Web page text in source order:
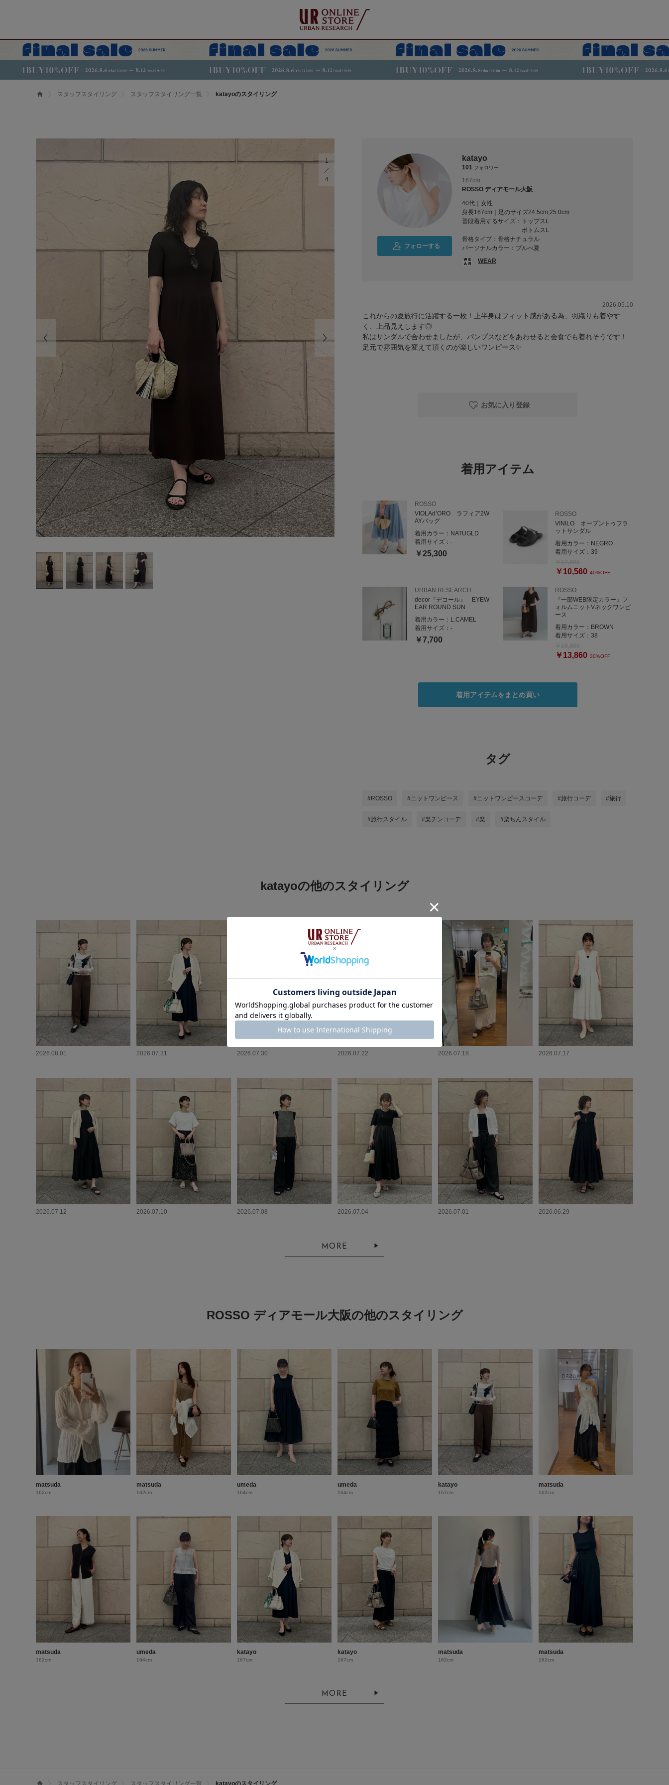
スタッフスタイリング スタッフスタイリング一覧 katayoのスタイリング
1
4
フォローする
katayo
101 フォロワー
167cm
ROSSO ディアモール大阪
40代｜女性
身長167cm｜足のサイズ24.5cm,25.0cm
普段着用するサイズ：
トップスL
ボトムスL
骨格タイプ：骨格ナチュラル
パーソナルカラー：ブルべ夏
WEAR
2026.05.10
これからの夏旅行に活躍する一枚！上半身はフィット感がある為、羽織りも着やす
く、上品見えします◎
私はサンダルで合わせましたが、パンプスなどをあわせると会食でも着れそうです！
足元で雰囲気を変えて頂くのが楽しいワンピース✨
お気に入り登録
着用アイテム
ROSSO
VIOLAd’ORO ラフィア2W
AYバッグ
着用カラー： NATUGLD
着用サイズ： -
￥25,300
ROSSO
VINILO オープントゥフラ
ットサンダル
着用カラー： NEGRO
着用サイズ： 39
￥10,560 40%OFF
URBAN RESEARCH
decor『デコール』 EYEW
EAR ROUND SUN
着用カラー： L.CAMEL
着用サイズ： -
￥7,700
ROSSO
『一部WEB限定カラー』フ
ォルムニットVネックワンピ
ース
着用カラー： BROWN
着用サイズ： 38
￥13,860 30%OFF
着用アイテムをまとめ買い
タグ
#ROSSO #ニットワンピース #ニットワンピースコーデ #旅行コーデ #旅行
#旅行スタイル #楽チンコーデ #楽 #楽ちんスタイル
katayoの他のスタイリング
2026.08.01 2026.07.31 2026.07.30 2026.07.22 2026.07.18 2026.07.17
2026.07.12 2026.07.10 2026.07.08 2026.07.04 2026.07.01 2026.06.29
MORE
ROSSO ディアモール大阪の他のスタイリング
matsuda
162cm
matsuda
162cm
umeda
164cm
umeda
164cm
katayo
167cm
matsuda
162cm
matsuda
162cm
umeda
164cm
katayo
167cm
katayo
167cm
matsuda
162cm
matsuda
162cm
MORE
スタッフスタイリング スタッフスタイリング一覧 katayoのスタイリング